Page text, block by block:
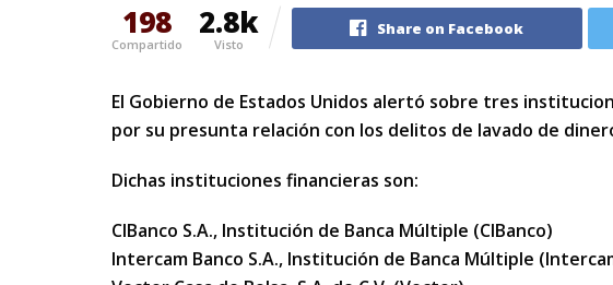
198
Compartido
2.8k
Visto
Share on Facebook
El Gobierno de Estados Unidos alertó sobre tres
por su presunta relación con los delitos de lavado de
Dichas instituciones financieras son:
CIBanco S.A., Institución de Banca Múltiple (CIBanco)
Intercam Banco S.A., Institución de Banca Múltiple